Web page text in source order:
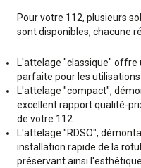
Pour votre 112, plusieurs
sont disponibles, chacune
L'attelage "classique" offre
parfaite pour les
L'attelage "compact",
excellent rapport qualité-
de votre 112.
L'attelage "RDSO",
installation rapide de la
préservant ainsi